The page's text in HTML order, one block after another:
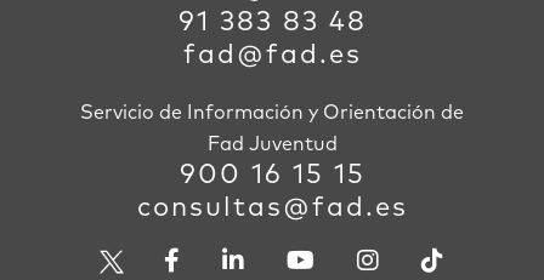
91 383 83 48
fad@fad.es
Servicio de Información y Orientación de
Fad Juventud
900 16 15 15
consultas@fad.es